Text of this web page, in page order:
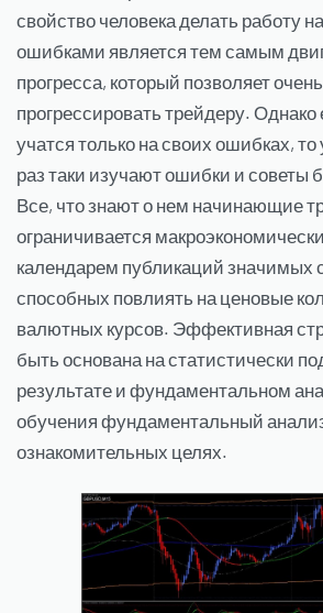
свойство человека делать работу
ошибками является тем самым
прогресса, который позволяет
прогрессировать трейдеру.
учатся только на своих ошибках,
раз таки изучают ошибки и советы
Все, что знают о нем начинающие
ограничивается
календарем публикаций значимых
способных повлиять на ценовые
валютных курсов. Эффективная
быть основана на статистически
результате и фундаментальном
обучения фундаментальный
ознакомительных целях.